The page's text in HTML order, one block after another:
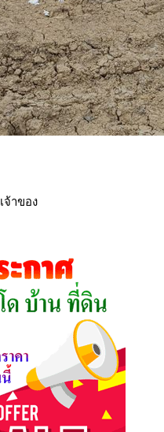
เจ้าของ